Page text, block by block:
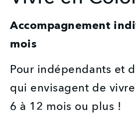
Accompagnement
mois
Pour indépendants et
qui envisagent de
6 à 12 mois ou plus !